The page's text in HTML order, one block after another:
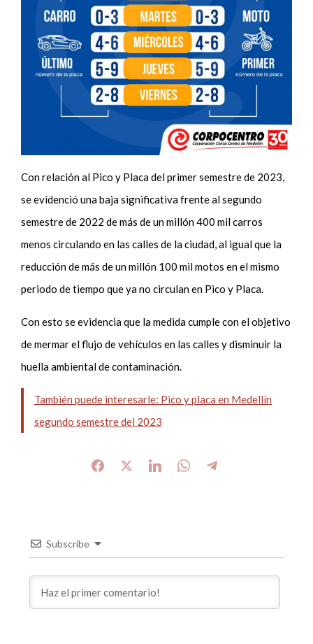
Con relación al Pico y Placa del primer semestre de 2023,
se evidenció una baja significativa frente al segundo
semestre de 2022 de más de un millón 400 mil carros
menos circulando en las calles de la ciudad, al igual que la
reducción de más de un millón 100 mil motos en el mismo
periodo de tiempo que ya no circulan en Pico y Placa.
Con esto se evidencia que la medida cumple con el objetivo
de mermar el flujo de vehículos en las calles y disminuir la
huella ambiental de contaminación.
También puede interesarle: Pico y placa en Medellín
segundo semestre del 2023
Subscribe